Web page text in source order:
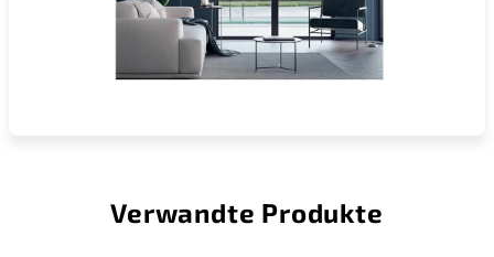
Verwandte Produkte